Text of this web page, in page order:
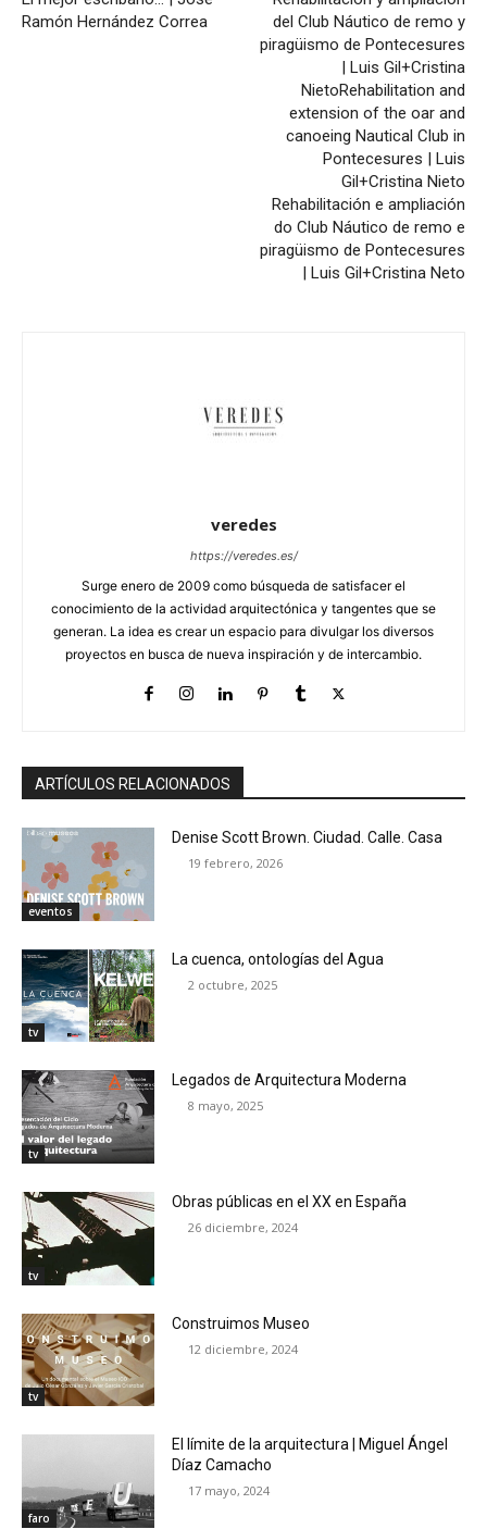
Ramón Hernández Correa
del Club Náutico de remo y
piragüismo de Pontecesures
| Luis Gil+Cristina
NietoRehabilitation and
extension of the oar and
canoeing Nautical Club in
Pontecesures | Luis
Gil+Cristina Nieto
Rehabilitación e ampliación
do Club Náutico de remo e
piragüismo de Pontecesures
| Luis Gil+Cristina Neto
veredes
https://veredes.es/
Surge enero de 2009 como búsqueda de satisfacer el
conocimiento de la actividad arquitectónica y tangentes que se
generan. La idea es crear un espacio para divulgar los diversos
proyectos en busca de nueva inspiración y de intercambio.
ARTÍCULOS RELACIONADOS
eventos
Denise Scott Brown. Ciudad. Calle. Casa
19 febrero, 2026
tv
La cuenca, ontologías del Agua
2 octubre, 2025
tv
Legados de Arquitectura Moderna
8 mayo, 2025
tv
Obras públicas en el XX en España
26 diciembre, 2024
tv
Construimos Museo
12 diciembre, 2024
faro
El límite de la arquitectura | Miguel Ángel
Díaz Camacho
17 mayo, 2024